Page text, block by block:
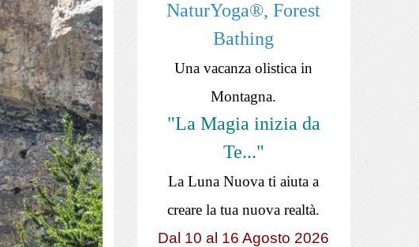
NaturYoga®, Forest
Bathing
Una vacanza olistica in
Montagna.
"La Magia inizia da
Te..."
La Luna Nuova ti aiuta a
creare la tua nuova realtà.
Dal 10 al 16 Agosto 2026